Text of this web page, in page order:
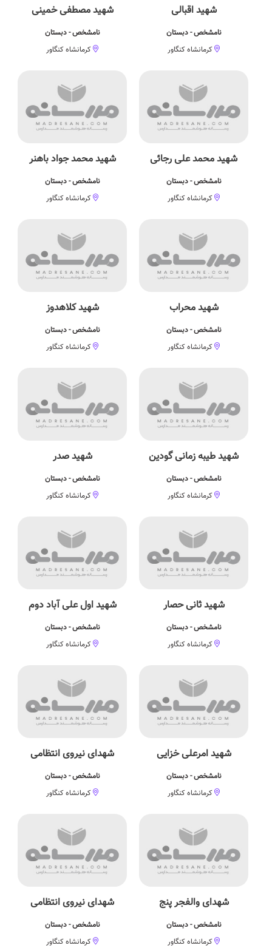
شهید اقبالی
نامشخص - دبستان
کرمانشاه کنگاور
شهید مصطفی خمینی
نامشخص - دبستان
کرمانشاه کنگاور
شهید محمد علی رجائی
نامشخص - دبستان
کرمانشاه کنگاور
شهید محمد جواد باهنر
نامشخص - دبستان
کرمانشاه کنگاور
شهید محراب
نامشخص - دبستان
کرمانشاه کنگاور
شهید کلاهدوز
نامشخص - دبستان
کرمانشاه کنگاور
شهید طیبه زمانی گودین
نامشخص - دبستان
کرمانشاه کنگاور
شهید صدر
نامشخص - دبستان
کرمانشاه کنگاور
شهید ثانی حصار
نامشخص - دبستان
کرمانشاه کنگاور
شهید اول علی آباد دوم
نامشخص - دبستان
کرمانشاه کنگاور
شهید امرعلی خزایی
نامشخص - دبستان
کرمانشاه کنگاور
شهدای نیروی انتظامی
نامشخص - دبستان
کرمانشاه کنگاور
شهدای والفجر پنج
نامشخص - دبستان
کرمانشاه کنگاور
شهدای نیروی انتظامی
نامشخص - دبستان
کرمانشاه کنگاور